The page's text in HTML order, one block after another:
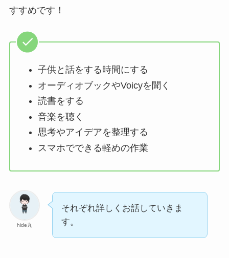
すすめです！
子供と話をする時間にする
オーディオブックやVoicyを聞く
読書をする
音楽を聴く
思考やアイデアを整理する
スマホでできる軽めの作業
hide丸
それぞれ詳しくお話していきま
す。